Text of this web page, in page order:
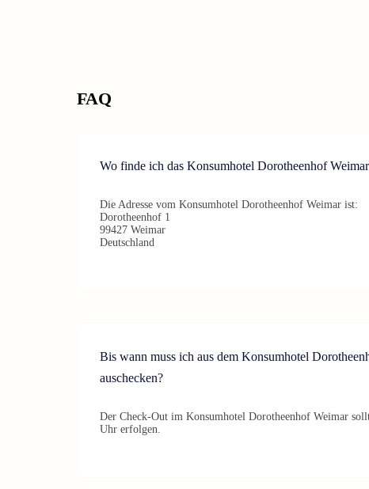
FAQ
Wo finde ich das Konsumhotel Dorotheenhof
Die Adresse vom Konsumhotel Dorotheenhof Weimar ist:
Dorotheenhof 1
99427 Weimar
Deutschland
Bis wann muss ich aus dem Konsumhotel
auschecken?
Der Check-Out im Konsumhotel Dorotheenhof Weimar
Uhr erfolgen.